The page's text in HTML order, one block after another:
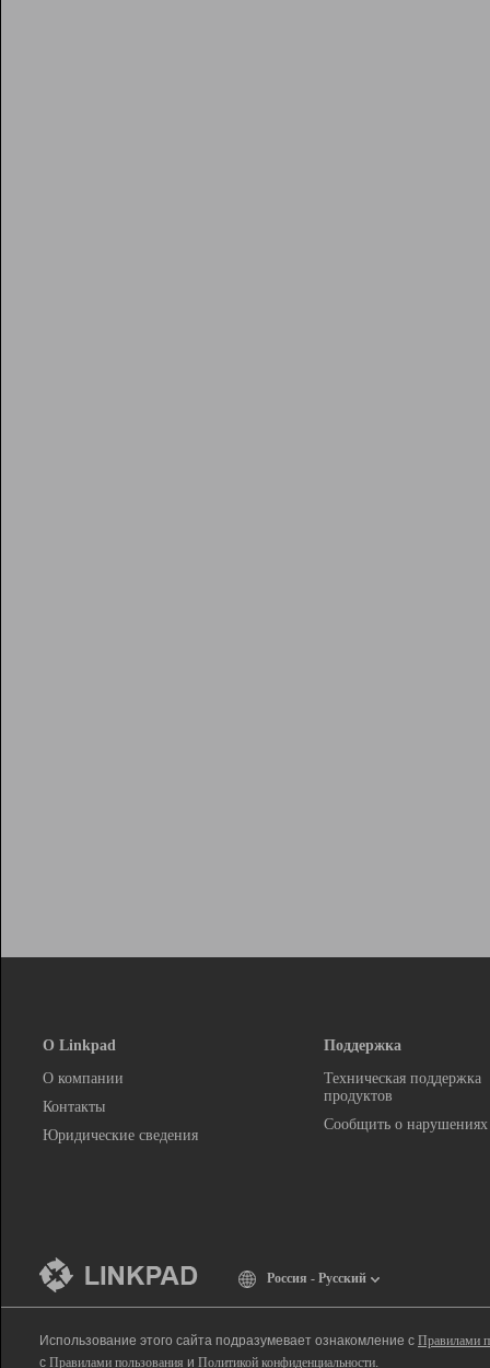
О Linkpad
О компании
Контакты
Юридические сведения
Поддержка
Техническая поддержка
продуктов
Сообщить о нарушениях
Россия - Русский
Использование этого сайта подразумевает ознакомление с Правилами
с Правилами пользования и Политикой конфиденциальности.